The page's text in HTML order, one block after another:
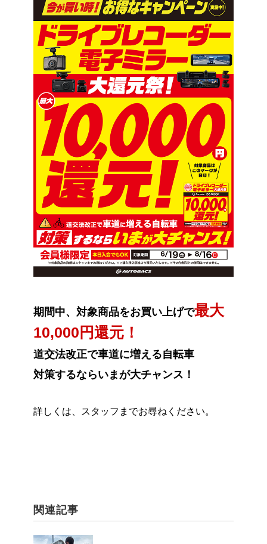
期間中、対象商品をお買い上げで最大
10,000円還元！
道交法改正で車道に増える自転車
対策するならいまが大チャンス！
詳しくは、スタッフまでお尋ねください。
関連記事